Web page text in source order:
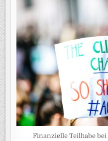
Finanzielle Teilhabe